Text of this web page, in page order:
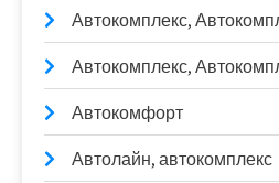
Автокомплекс,
Автокомплекс,
Автокомфорт
Автолайн, автокомплекс